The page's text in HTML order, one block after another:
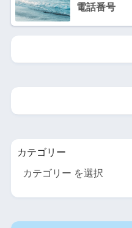
電話番号
カテゴリー